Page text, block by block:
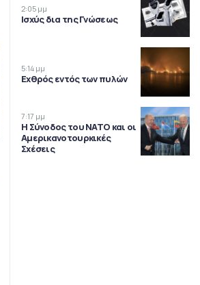
2:05 μμ
Ισχύς δια της Γνώσεως
5:14 μμ
Εχθρός εντός των πυλών
7:17 μμ
Η Σύνοδος του ΝΑΤΟ και οι
Αμερικανοτουρκικές
Σχέσεις